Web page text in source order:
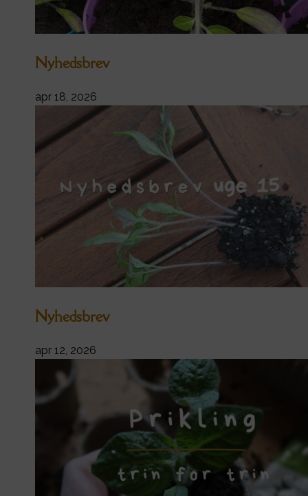
Nyhedsbrev
apr 18, 2026
Nyhedsbrev
apr 12, 2026